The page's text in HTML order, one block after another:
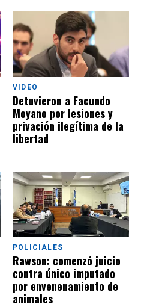
VIDEO
Detuvieron​​​​​​​ a Facundo
Moyano por lesiones y
privación ilegítima de la
libertad
POLICIALES
Rawson: comenzó juicio
contra único imputado
por envenenamiento de
animales